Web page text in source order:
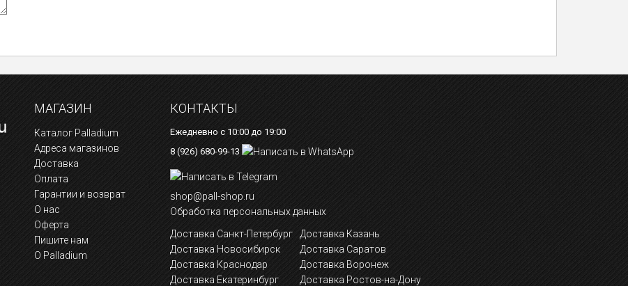
МАГАЗИН
Каталог Palladium
Адреса магазинов
Доставка
Оплата
Гарантии и возврат
О нас
Оферта
Пишите нам
О Palladium
КОНТАКТЫ
Ежедневно с 10:00 до 19:00
8 (926) 680-99-13
shop@pall-shop.ru
Обработка персональных данных
Доставка Санкт-Петербург
Доставка Новосибирск
Доставка Краснодар
Доставка Екатеринбург
Доставка Казань
Доставка Саратов
Доставка Воронеж
Доставка Ростов-на-Дону